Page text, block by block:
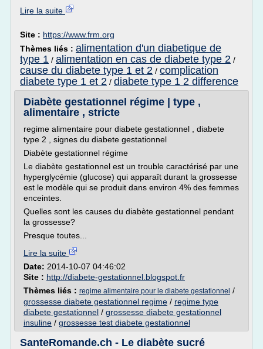
Lire la suite
Site : https://www.frm.org
Thèmes liés : alimentation d'un diabetique de
type 1 / alimentation en cas de diabete type 2 /
cause du diabete type 1 et 2 / complication
diabete type 1 et 2 / diabete type 1 2 difference
Diabète gestationnel régime | type ,
alimentaire , stricte
regime alimentaire pour diabete gestationnel , diabete
type 2 , signes du diabete gestationnel
Diabète gestationnel régime
Le diabète gestationnel est un trouble caractérisé par une
hyperglycémie (glucose) qui apparaît durant la grossesse
est le modèle qui se produit dans environ 4% des femmes
enceintes.
Quelles sont les causes du diabète gestationnel pendant
la grossesse?
Presque toutes...
Lire la suite
Date: 2014-10-07 04:46:02
Site : http://diabete-gestationnel.blogspot.fr
Thèmes liés : regime alimentaire pour le diabete gestationnel /
grossesse diabete gestationnel regime / regime type
diabete gestationnel / grossesse diabete gestationnel
insuline / grossesse test diabete gestationnel
SanteRomande.ch - Le diabète sucré